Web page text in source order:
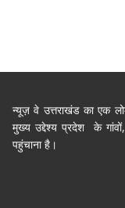
न्यूज़ वे उत्तराखंड का एक
मुख्य उद्देश्य प्रदेश के
पहुंचाना है।